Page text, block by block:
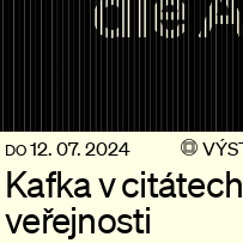
DO12. 07. 2024
Kafka v
veřejnosti